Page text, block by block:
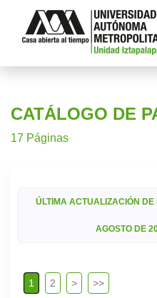
CATÁLOGO DE
17 Páginas
ÚLTIMA ACTUALIZACIÓN
AGOSTO DE
1 2 > >>